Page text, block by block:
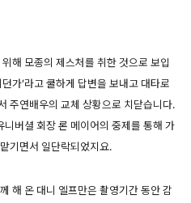
해 모종의 제스처를 취한 것으로 보입
가’라고 쿨하게 답변을 보내고 대타로
주연배우의 교체 상황으로 치닫습니다.
버셜 회장 론 메이어의 중제를 통해 가
기면서 일단락되었지요.
해 온 대니 엘프만은 촬영기간 동안 감